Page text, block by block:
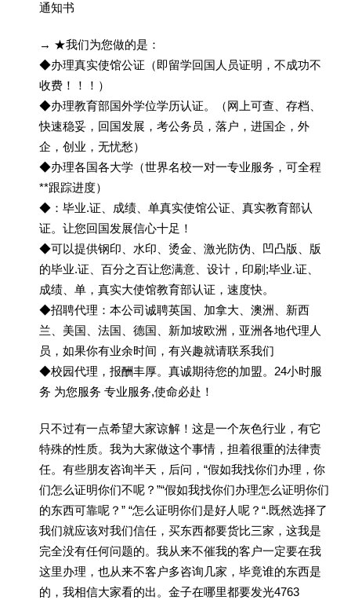
通知书
→ ★我们为您做的是：
◆办理真实使馆公证（即留学回国人员证明，不成功不
收费！！！）
◆办理教育部国外学位学历认证。（网上可查、存档、
快速稳妥，回国发展，考公务员，落户，进国企，外
企，创业，无忧愁）
◆办理各国各大学（世界名校一对一专业服务，可全程
**跟踪进度）
◆：毕业.证、成绩、单真实使馆公证、真实教育部认
证。让您回国发展信心十足！
◆可以提供钢印、水印、烫金、激光防伪、凹凸版、版
的毕业.证、百分之百让您满意、设计，印刷;毕业.证、
成绩、单，真实大使馆教育部认证，速度快。
◆招聘代理：本公司诚聘英国、加拿大、澳洲、新西
兰、美国、法国、德国、新加坡欧洲，亚洲各地代理人
员，如果你有业余时间，有兴趣就请联系我们
◆校园代理，报酬丰厚。真诚期待您的加盟。24小时服
务 为您服务 专业服务,使命必赴！
只不过有一点希望大家谅解！这是一个灰色行业，有它
特殊的性质。我为大家做这个事情，担着很重的法律责
任。有些朋友咨询半天，后问，“假如我找你们办理，你
们怎么证明你们不呢？”“假如我找你们办理怎么证明你们
的东西可靠呢？” “怎么证明你们是好人呢？“.既然选择了
我们就应该对我们信任，买东西都要货比三家，这我是
完全没有任何问题的。我从来不催我的客户一定要在我
这里办理，也从来不客户多咨询几家，毕竟谁的东西是
的，我相信大家看的出。金子在哪里都要发光4763